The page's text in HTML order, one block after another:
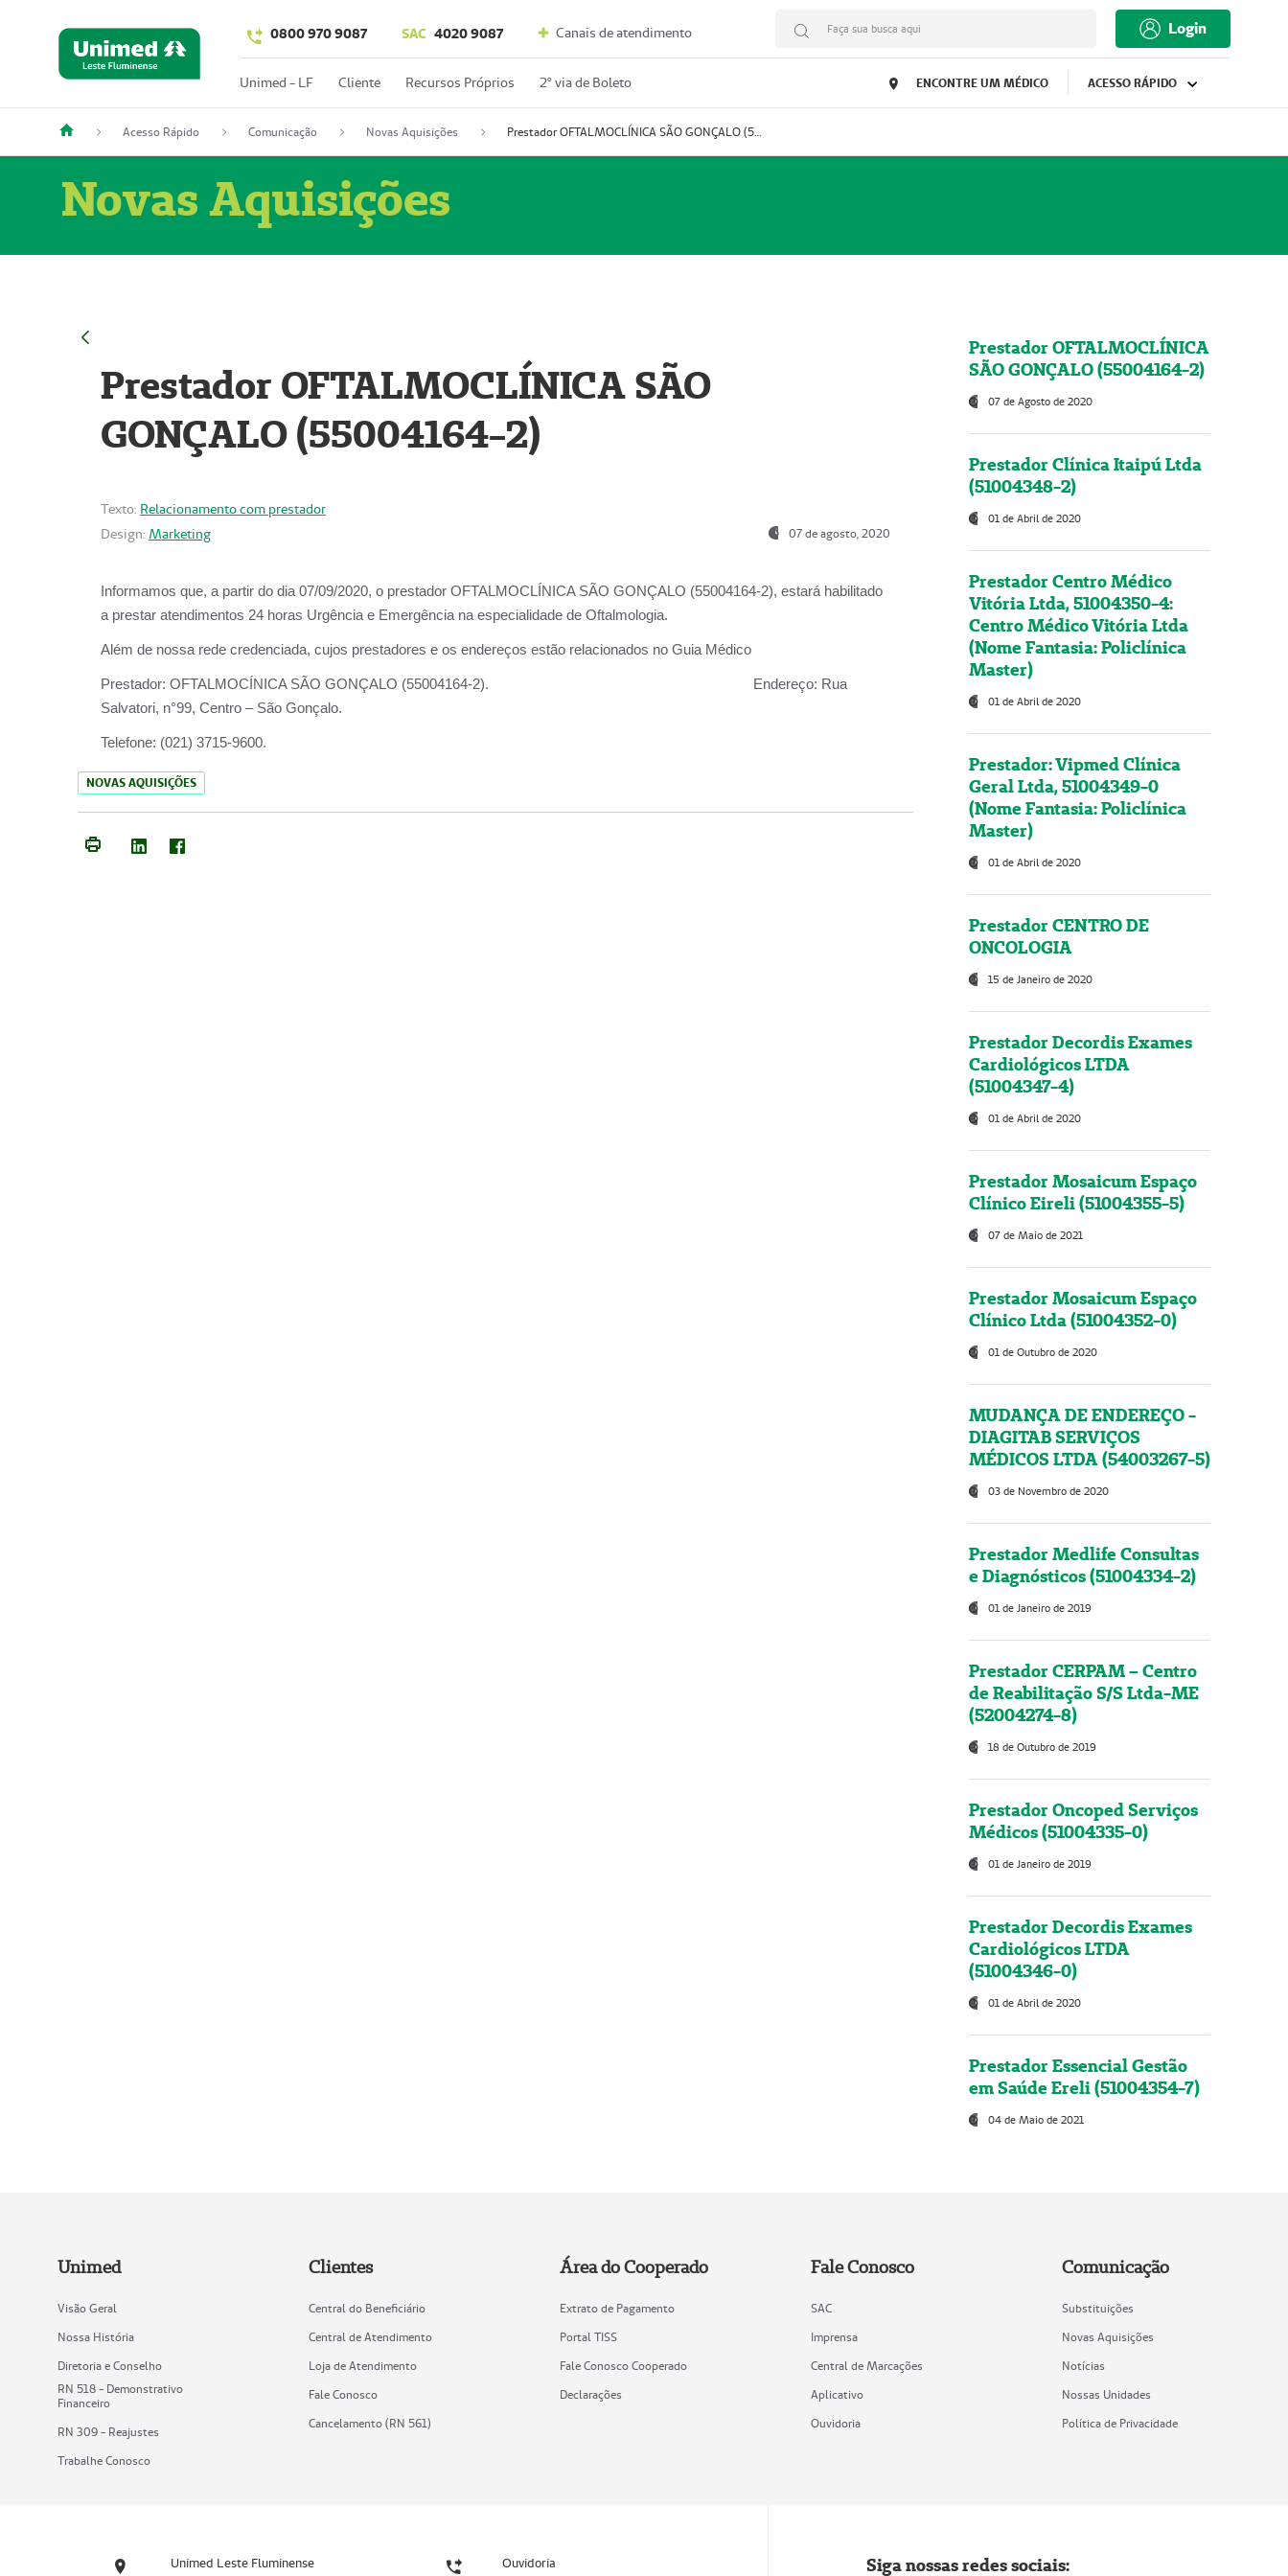
0800 970 9087 SAC 4020 9087 Canais de atendimento Faça sua busca aqui Login
Unimed - LF Cliente Recursos Próprios 2º via de Boleto ENCONTRE UM MÉDICO ACESSO RÁPIDO
Acesso Rápido Comunicação Novas Aquisições Prestador OFTALMOCLÍNICA SÃO GONÇALO (55004164-2)
Novas Aquisições
Prestador OFTALMOCLÍNICA SÃO
GONÇALO (55004164-2)
Texto: Relacionamento com prestador
Design: Marketing 07 de agosto, 2020
Informamos que, a partir do dia 07/09/2020, o prestador OFTALMOCLÍNICA SÃO GONÇALO (55004164-2), estará habilitado
a prestar atendimentos 24 horas Urgência e Emergência na especialidade de Oftalmologia.
Além de nossa rede credenciada, cujos prestadores e os endereços estão relacionados no Guia Médico
Prestador: OFTALMOCÍNICA SÃO GONÇALO (55004164-2). Endereço: Rua
Salvatori, n°99, Centro – São Gonçalo.
Telefone: (021) 3715-9600.
NOVAS AQUISIÇÕES
Prestador OFTALMOCLÍNICA
SÃO GONÇALO (55004164-2)
07 de Agosto de 2020
Prestador Clínica Itaipú Ltda
(51004348-2)
01 de Abril de 2020
Prestador Centro Médico
Vitória Ltda, 51004350-4:
Centro Médico Vitória Ltda
(Nome Fantasia: Policlínica
Master)
01 de Abril de 2020
Prestador: Vipmed Clínica
Geral Ltda, 51004349-0
(Nome Fantasia: Policlínica
Master)
01 de Abril de 2020
Prestador CENTRO DE
ONCOLOGIA
15 de Janeiro de 2020
Prestador Decordis Exames
Cardiológicos LTDA
(51004347-4)
01 de Abril de 2020
Prestador Mosaicum Espaço
Clínico Eireli (51004355-5)
07 de Maio de 2021
Prestador Mosaicum Espaço
Clínico Ltda (51004352-0)
01 de Outubro de 2020
MUDANÇA DE ENDEREÇO -
DIAGITAB SERVIÇOS
MÉDICOS LTDA (54003267-5)
03 de Novembro de 2020
Prestador Medlife Consultas
e Diagnósticos (51004334-2)
01 de Janeiro de 2019
Prestador CERPAM – Centro
de Reabilitação S/S Ltda-ME
(52004274-8)
18 de Outubro de 2019
Prestador Oncoped Serviços
Médicos (51004335-0)
01 de Janeiro de 2019
Prestador Decordis Exames
Cardiológicos LTDA
(51004346-0)
01 de Abril de 2020
Prestador Essencial Gestão
em Saúde Ereli (51004354-7)
04 de Maio de 2021
Unimed
Visão Geral
Nossa História
Diretoria e Conselho
RN 518 - Demonstrativo
Financeiro
RN 309 - Reajustes
Trabalhe Conosco
Clientes
Central do Beneficiário
Central de Atendimento
Loja de Atendimento
Fale Conosco
Cancelamento (RN 561)
Área do Cooperado
Extrato de Pagamento
Portal TISS
Fale Conosco Cooperado
Declarações
Fale Conosco
SAC
Imprensa
Central de Marcações
Aplicativo
Ouvidoria
Comunicação
Substituições
Novas Aquisições
Notícias
Nossas Unidades
Política de Privacidade
Unimed Leste Fluminense Ouvidoria Siga nossas redes sociais: